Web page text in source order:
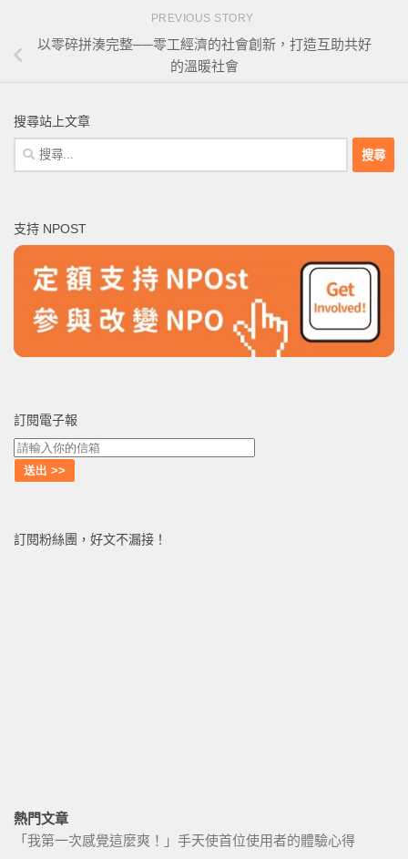
PREVIOUS STORY
以零碎拼湊完整──零工經濟的社會創新，打造互助共好
的溫暖社會
搜尋站上文章
搜
尋
字:
支持 NPOST
訂閱電子報
訂閱粉絲團，好文不漏接！
熱門文章
「我第一次感覺這麼爽！」手天使首位使用者的體驗心得